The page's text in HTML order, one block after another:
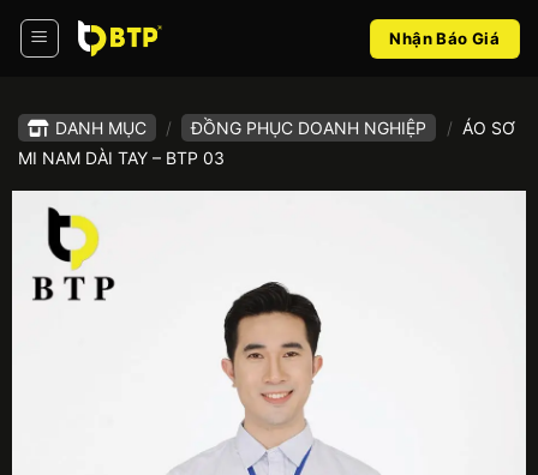
qua
Nhận Báo Giá
DANH MỤC / ĐỒNG PHỤC DOANH NGHIỆP / ÁO SƠ
MI NAM DÀI TAY – BTP 03